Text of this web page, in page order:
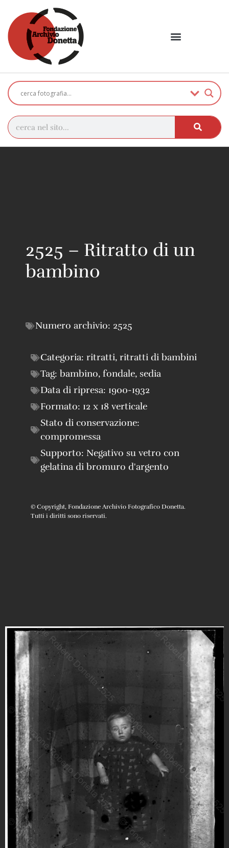
2525 – Ritratto di un
bambino
Numero archivio: 2525
Categoria: ritratti, ritratti di bambini
Tag: bambino, fondale, sedia
Data di ripresa: 1900-1932
Formato: 12 x 18 verticale
Stato di conservazione:
compromessa
Supporto: Negativo su vetro con
gelatina di bromuro d'argento
© Copyright, Fondazione Archivio Fotografico Donetta.
Tutti i diritti sono riservati.